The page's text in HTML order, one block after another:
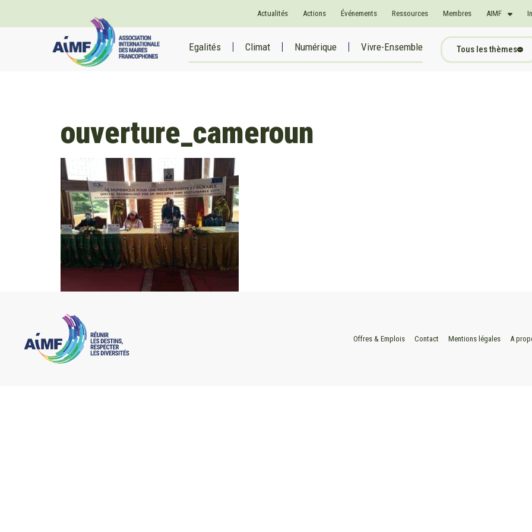
Actualités Actions Événements Ressources Membres AIMF
Egalités Climat Numérique Vivre-Ensemble Tous les thèmes
ouverture_cameroun
Offres & Emplois Contact Mentions légales A